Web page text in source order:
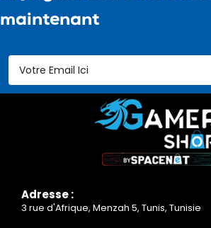
maintenant
Adresse :
3 rue d'Afrique, Menzah 5, Tunis, Tunisie